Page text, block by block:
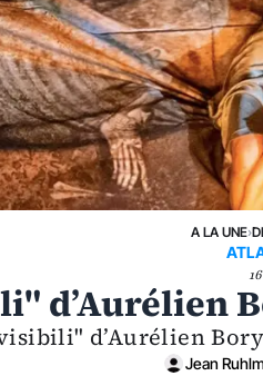
A LA UNE›
d’Aurélien
d’Aurélien
Jean